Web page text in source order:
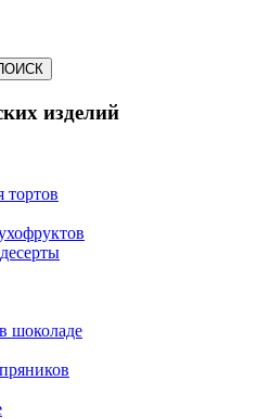
изделий
тортов
шоколаде